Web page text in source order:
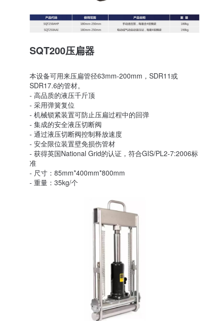
SQT200压扁器
本设备可用来压扁管径63mm-200mm，SDR11或
SDR17.6的管材。
- 高品质的液压千斤顶
- 采用弹簧复位
- 机械锁紧装置可防止压扁过程中的回弹
- 集成的安全液压切断阀
- 通过液压切断阀控制释放速度
- 安全限位装置壁免损伤管材
- 获得英国National Grid的认证，符合GIS/PL2-7:2006标
准
- 尺寸：85mm*400mm*800mm
- 重量：35kg/个